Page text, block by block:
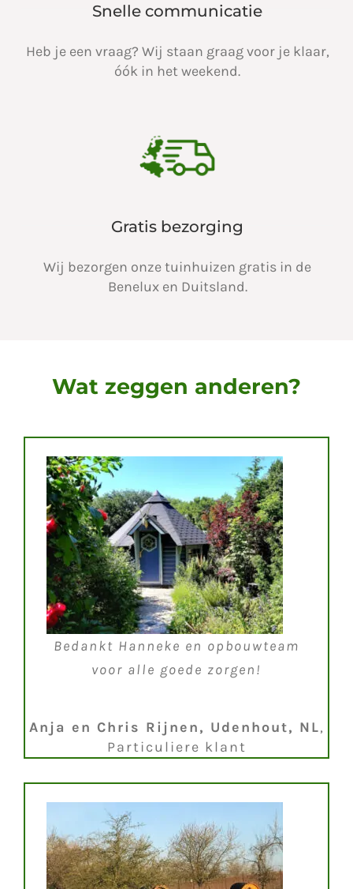
Snelle communicatie
Heb je een vraag? Wij staan graag voor je klaar,
óók in het weekend.
Gratis bezorging
Wij bezorgen onze tuinhuizen gratis in de
Benelux en Duitsland.
Wat zeggen anderen?
Bedankt Hanneke en opbouwteam
voor alle goede zorgen!
Anja en Chris Rijnen, Udenhout, NL,
Particuliere klant